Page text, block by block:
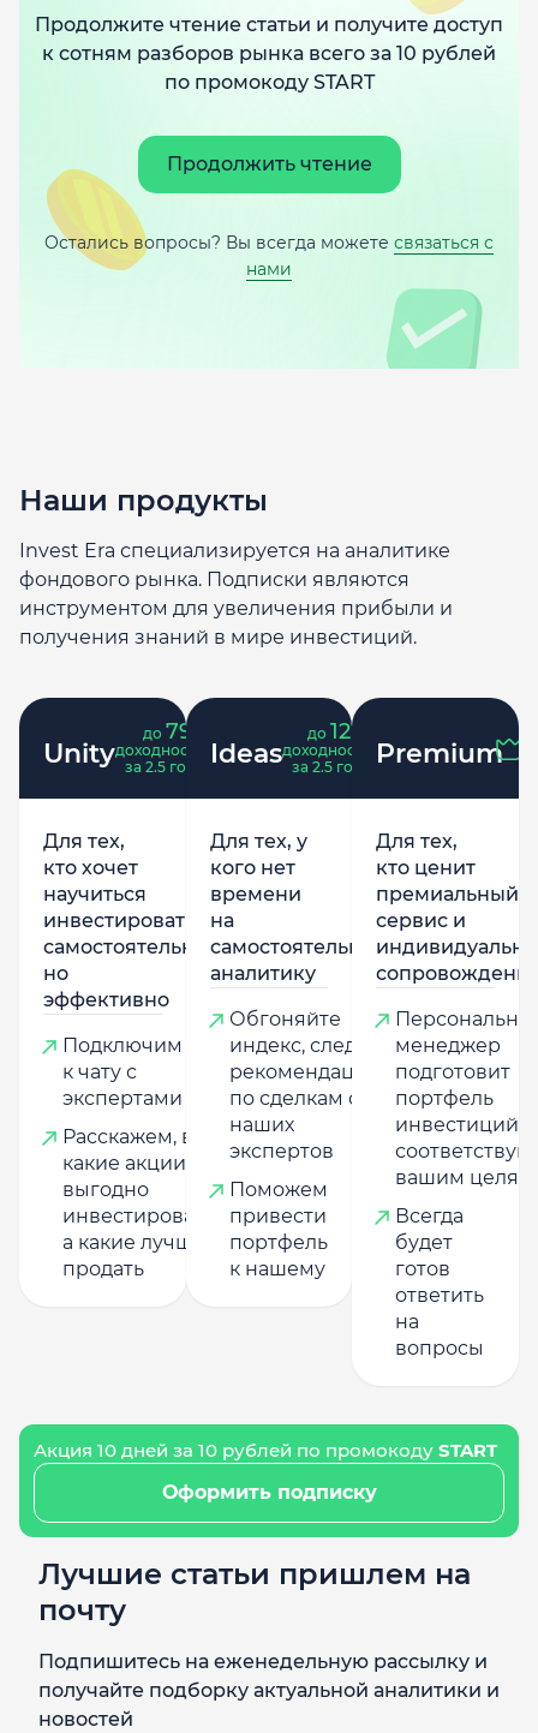
Продолжите чтение статьи и получите доступ
к сотням разборов рынка всего за 10 рублей
по промокоду START
Продолжить чтение
Остались вопросы? Вы всегда можете связаться с
нами
Наши продукты
Invest Era специализируется на аналитике
фондового рынка. Подписки являются
инструментом для увеличения прибыли и
получения знаний в мире инвестиций.
Unity
до 79
доходность
за 2.5 года
Для тех,
кто хочет
научиться
инвестировать
самостоятельно,
но
эффективно
Подключим
к чату с
экспертами
Расскажем, в
какие акции
выгодно
инвестировать,
а какие лучше
продать
Ideas
до 121
доходность
за 2.5 года
Для тех, у
кого нет
времени
на
самостоятельную
аналитику
Обгоняйте
индекс, следуя
рекомендациям
по сделкам от
наших
экспертов
Поможем
привести
портфель
к нашему
Premium
Для тех,
кто ценит
премиальный
сервис и
менеджер
подготовит
портфель
инвестиций,
вашим целям
Всегда
будет
готов
ответить
на
вопросы
Акция 10 дней за 10 рублей по промокоду START
Оформить подписку
Лучшие статьи пришлем на
почту
Подпишитесь на еженедельную рассылку и
получайте подборку актуальной аналитики и
новостей